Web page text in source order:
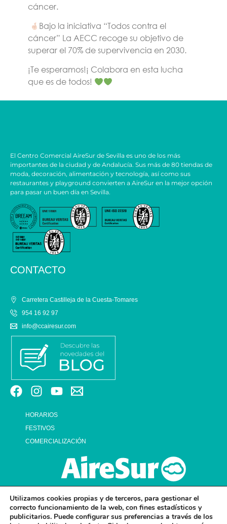
cáncer.
Bajo la iniciativa “Todos contra el
cáncer” La AECC recoge su objetivo de
superar el 70% de supervivencia en 2030.
¡Te esperamos!¡ Colabora en esta lucha
que es de todos!
El Centro Comercial AireSur de Sevilla es uno de los más
importantes de la ciudad y de Andalucía. Sus más de 80 tiendas de
moda, decoración, alimentación y tecnología, así como sus
restaurantes y playground convierten a AireSur en la mejor opción
para pasar un buen día en Sevilla.
CONTACTO
Carretera Castilleja de la Cuesta-Tomares
954 16 92 97
info@ccairesur.com
HORARIOS
FESTIVOS
COMERCIALIZACIÓN
Utilizamos cookies propias y de terceros, para gestionar el
correcto funcionamiento de la web, con fines estadísticos y
publicitarios. Puede configurar sus preferencias a través de los